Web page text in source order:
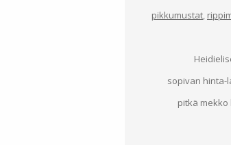
pikkumustat
sopivan hinta-
pitkä mekko